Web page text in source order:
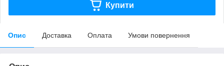
Купити
Опис Доставка Оплата Умови повернення